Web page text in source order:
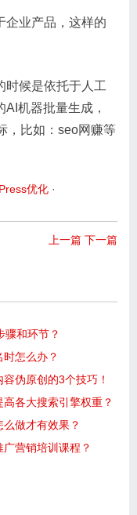
企业产品，这样的
时候是依托于人工
机器批量生成，
，比如：seo网赚等
优化 ·
上一篇 下一篇
骤和环节？
怎么办？
伪原创的3个技巧！
各大搜索引擎权重？
做才有效果？
营销培训课程？